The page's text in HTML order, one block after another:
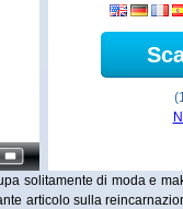
solitamente di moda e
articolo sulla